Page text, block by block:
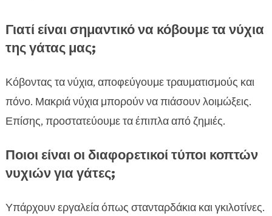
Γιατί είναι σημαντικό να κόβουμε τα νύχια
της γάτας μας;
Κόβοντας τα νύχια, αποφεύγουμε τραυματισμούς και
πόνο. Μακριά νύχια μπορούν να πιάσουν λοιμώξεις.
Επίσης, προστατεύουμε τα έπιπλα από ζημιές.
Ποιοι είναι οι διαφορετικοί τύποι κοπτών
νυχιών για γάτες;
Υπάρχουν εργαλεία όπως στανταρδάκια και γκιλοτίνες.